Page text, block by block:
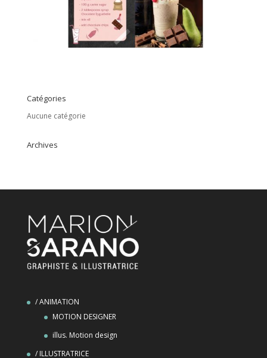
Catégories
Aucune catégorie
Archives
/ ANIMATION
MOTION DESIGNER
illus. Motion design
/ ILLUSTRATRICE